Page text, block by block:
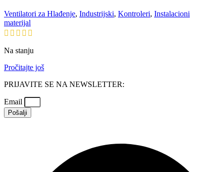
Ventilatori za Hlađenje, Industrijski, Kontroleri, Instalacioni
materijal
Na stanju
Pročitajte još
PRIJAVITE SE NA NEWSLETTER:
Email
Pošalji